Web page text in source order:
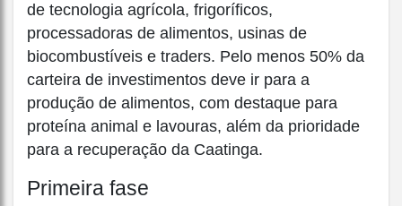
de tecnologia agrícola, frigoríficos,
processadoras de alimentos, usinas de
biocombustíveis e traders. Pelo menos 50% da
carteira de investimentos deve ir para a
produção de alimentos, com destaque para
proteína animal e lavouras, além da prioridade
para a recuperação da Caatinga.
Primeira fase